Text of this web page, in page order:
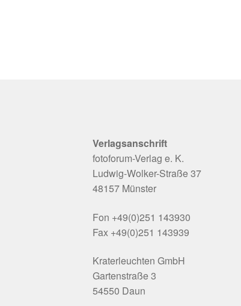
Verlagsanschrift
fotoforum-Verlag e. K.
Ludwig-Wolker-Straße 37
48157 Münster
Fon +49(0)251 143930
Fax +49(0)251 143939
Kraterleuchten GmbH
Gartenstraße 3
54550 Daun